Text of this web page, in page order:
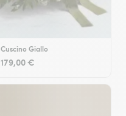
Cuscino Giallo
179,00 €